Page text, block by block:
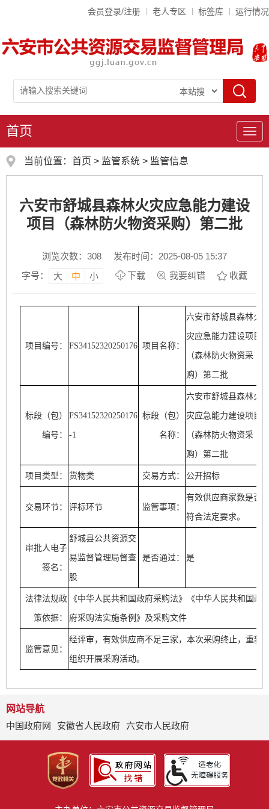
会员登录/注册 老人专区 标签库 运行情况
导
首页
当前位置： 首页 > 监管系统 > 监管信息
六安市舒城县森林火灾应急能力建设
项目（森林防火物资采购）第二批
浏览次数： 308
发布时间：2025-08-05 15:37
字号：
大 中 小 下载 我要纠错 收藏
项目编号： FS34152320250176 项目名称：
六安市舒城县森林火
灾应急能力建设项目
（森林防火物资采
购）第二批
标段（包）
编号：
FS34152320250176
-1
标段（包）
名称：
六安市舒城县森林火
灾应急能力建设项目
（森林防火物资采
购）第二批
项目类型： 货物类 交易方式： 公开招标
交易环节： 评标环节 监管事项：
有效供应商家数是否
符合法定要求。
审批人电子
签名：
舒城县公共资源交
易监督管理局督查
股
是否通过： 是
法律法规政
策依据：
《中华人民共和国政府采购法》《中华人民共和国政
府采购法实施条例》及采购文件
监管意见：
经评审，有效供应商不足三家，本次采购终止，重新
组织开展采购活动。
网站导航
中国政府网
安徽省人民政府 六安市人民政府